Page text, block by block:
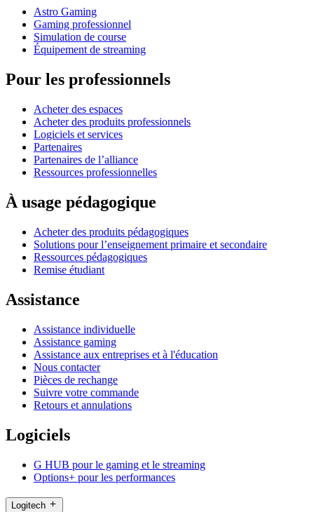
Astro Gaming
Gaming professionnel
Simulation de course
Équipement de streaming
Pour les professionnels
Acheter des espaces
Acheter des produits professionnels
Logiciels et services
Partenaires
Partenaires de l’alliance
Ressources professionnelles
À usage pédagogique
Acheter des produits pédagogiques
Solutions pour l’enseignement primaire et secondaire
Ressources pédagogiques
Remise étudiant
Assistance
Assistance individuelle
Assistance gaming
Assistance aux entreprises et à l'éducation
Nous contacter
Pièces de rechange
Suivre votre commande
Retours et annulations
Logiciels
G HUB pour le gaming et le streaming
Options+ pour les performances
Logitech